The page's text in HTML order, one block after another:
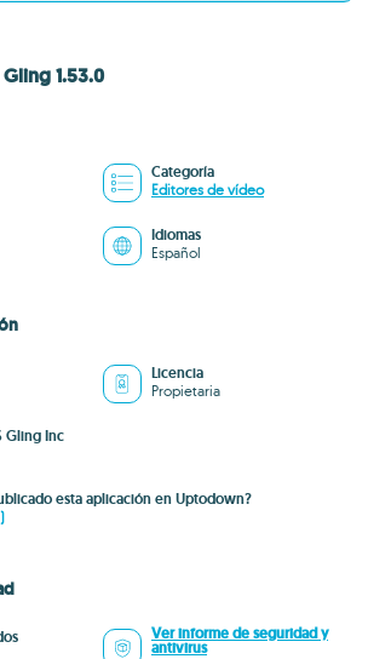
1.53.0
Categoría
Editores de vídeo
Idiomas
Español
Licencia
Propietaria
Gling Inc
esta aplicación en Uptodown?
Ver informe de seguridad y
antivirus